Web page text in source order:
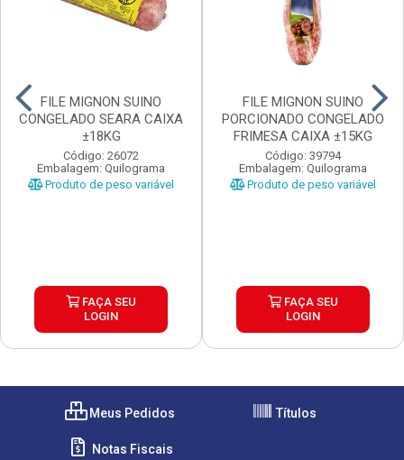
FILE MIGNON SUINO
CONGELADO SEARA CAIXA
±18KG
Código: 26072
Embalagem: Quilograma
Produto de peso variável
FAÇA SEU
LOGIN
FILE MIGNON SUINO
PORCIONADO CONGELADO
FRIMESA CAIXA ±15KG
Código: 39794
Embalagem: Quilograma
Produto de peso variável
FAÇA SEU
LOGIN
Meus Pedidos Títulos
Notas Fiscais